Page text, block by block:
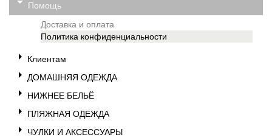
Помощь
Доставка и оплата
Политика конфиденциальности
Клиентам
ДОМАШНЯЯ ОДЕЖДА
НИЖНЕЕ БЕЛЬЁ
ПЛЯЖНАЯ ОДЕЖДА
ЧУЛКИ И АКСЕССУАРЫ